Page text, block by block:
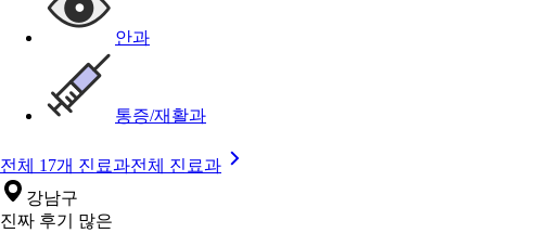
안과
통증/재활과
전체 17개 진료과전체 진료과
강남구
진짜 후기 많은